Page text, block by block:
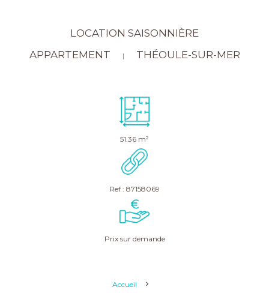
LOCATION SAISONNIÈRE
APPARTEMENT
| THÉOULE-SUR-MER
51.36 m²
Ref : 87158069
Prix sur demande
Accueil